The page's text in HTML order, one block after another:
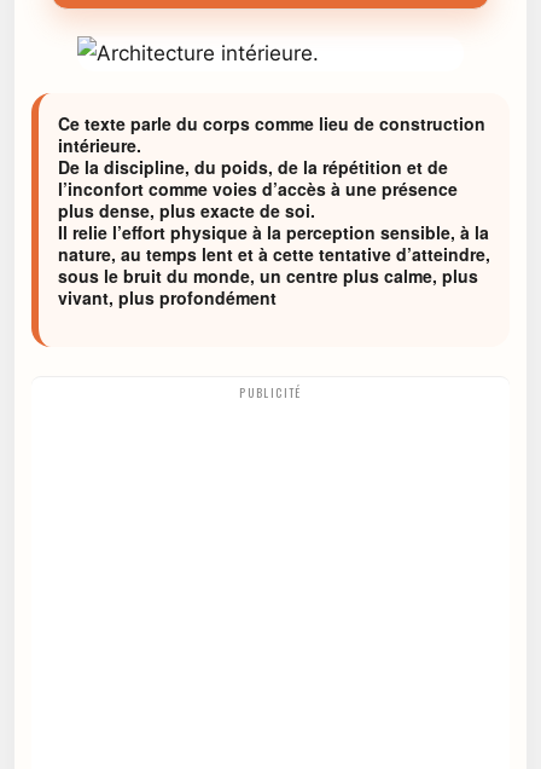
Ce texte parle du corps comme lieu de construction
intérieure.
De la discipline, du poids, de la répétition et de
l’inconfort comme voies d’accès à une présence
plus dense, plus exacte de soi.
Il relie l’effort physique à la perception sensible, à la
nature, au temps lent et à cette tentative d’atteindre,
sous le bruit du monde, un centre plus calme, plus
vivant, plus profondément
PUBLICITÉ